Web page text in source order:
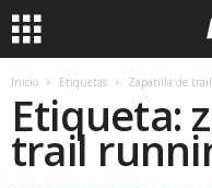
Inicio Etiquetas Zapatilla de
Etiqueta:
trail